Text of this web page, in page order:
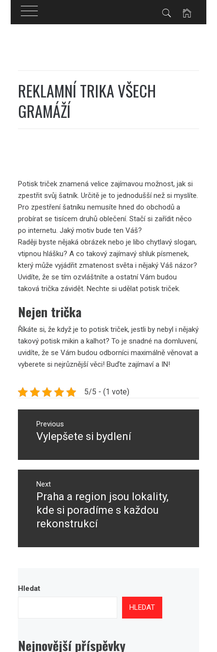
REKLAMNÍ TRIKA VŠECH
GRAMÁŽÍ
Potisk triček znamená velice zajímavou možnost, jak si
zpestřit svůj šatník. Určitě je to jednodušší než si myslíte.
Pro zpestření šatníku nemusíte hned do obchodů a
probírat se tisícem druhů oblečení. Stačí si zařídit něco
po internetu. Jaký motiv bude ten Váš?
Raději byste nějaká obrázek nebo je libo chytlavý slogan,
vtipnou hlášku? A co takový zajímavý shluk písmenek,
který může vyjádřit zmatenost světa i nějaký Váš názor?
Uvidíte, že se tím ozvláštníte a ostatní Vám budou
taková trička závidět. Nechte si udělatpotisk triček
Nejen trička
Říkáte si, že když je to potisk triček, jestli by nebyl i nějaký
takový potisk mikin a kalhot? To je snadné na domluvení,
uvidíte, že se Vám budou odborníci maximálně věnovat a
vyberete si nejrůznější věci! Buďte zajímaví a IN!
5/5 - (1 vote)
Navigace
příspěvek
Previous
Previous
Vylepšete si bydlení
Next
Next
post:
Praha a region jsou lokality,
kde si poradíme s každou
rekonstrukcí
Hledat
HLEDAT
Nejnovější příspěvky